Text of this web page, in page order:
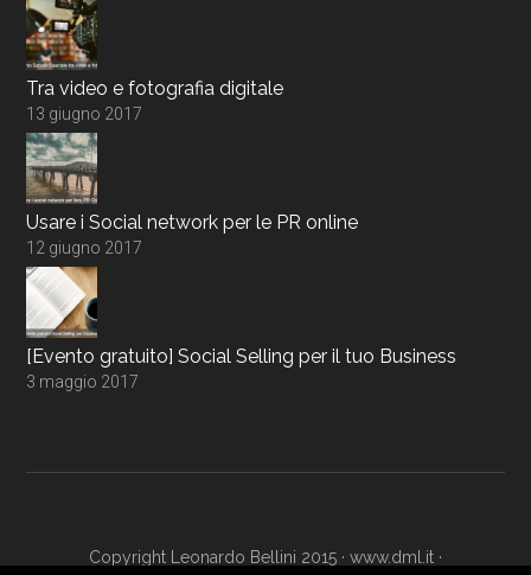
Tra video e fotografia digitale
13 giugno 2017
Usare i Social network per le PR online
12 giugno 2017
[Evento gratuito] Social Selling per il tuo Business
3 maggio 2017
Copyright Leonardo Bellini 2015 · www.dml.it ·